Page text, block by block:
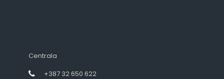
Centrala
+387 32 650 622